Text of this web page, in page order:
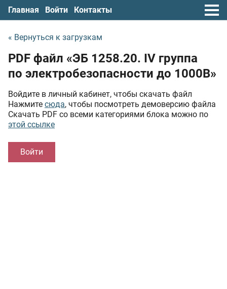
Главная Войти Контакты
« Вернуться к загрузкам
PDF файл «ЭБ 1258.20. IV группа
по электробезопасности до 1000В»
Войдите в личный кабинет, чтобы скачать файл
Нажмите сюда, чтобы посмотреть демоверсию файла
Скачать PDF со всеми категориями блока можно по
этой ссылке
Войти